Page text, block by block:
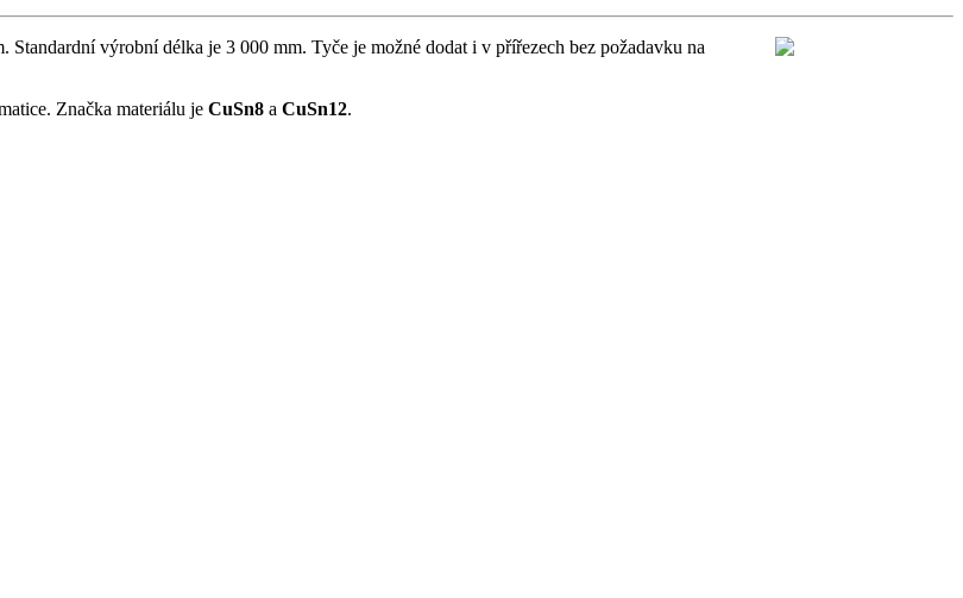
výrobní délka je 3 000 mm. Tyče je možné dodat i v přířezech bez požadavku na
Značka materiálu je CuSn8 a CuSn12.